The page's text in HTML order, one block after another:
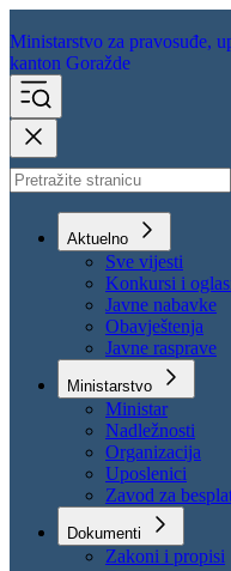
Ministarstvo za pravosuđe,
kanton Goražde
Aktuelno
Sve vijesti
Konkursi i oglasi
Javne nabavke
Obavještenja
Javne rasprave
Ministarstvo
Ministar
Nadležnosti
Organizacija
Uposlenici
Zavod za